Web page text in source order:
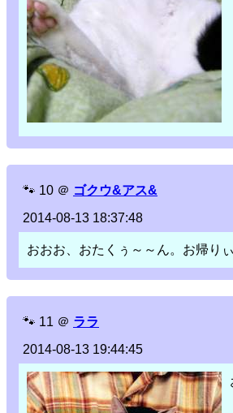
🐾 10 ＠ ゴクウ&アス&
2014-08-13 18:37:48
おおお、おたくぅ～～ん。お帰りぃ
🐾 11 ＠ ララ
2014-08-13 19:44:45